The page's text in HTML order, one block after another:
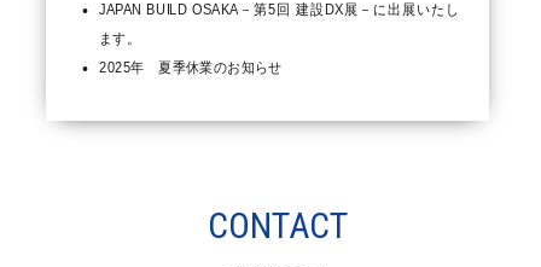
JAPAN BUILD OSAKA－第5回 建設DX展－に出展いたし
ます。
2025年 夏季休業のお知らせ
CONTACT